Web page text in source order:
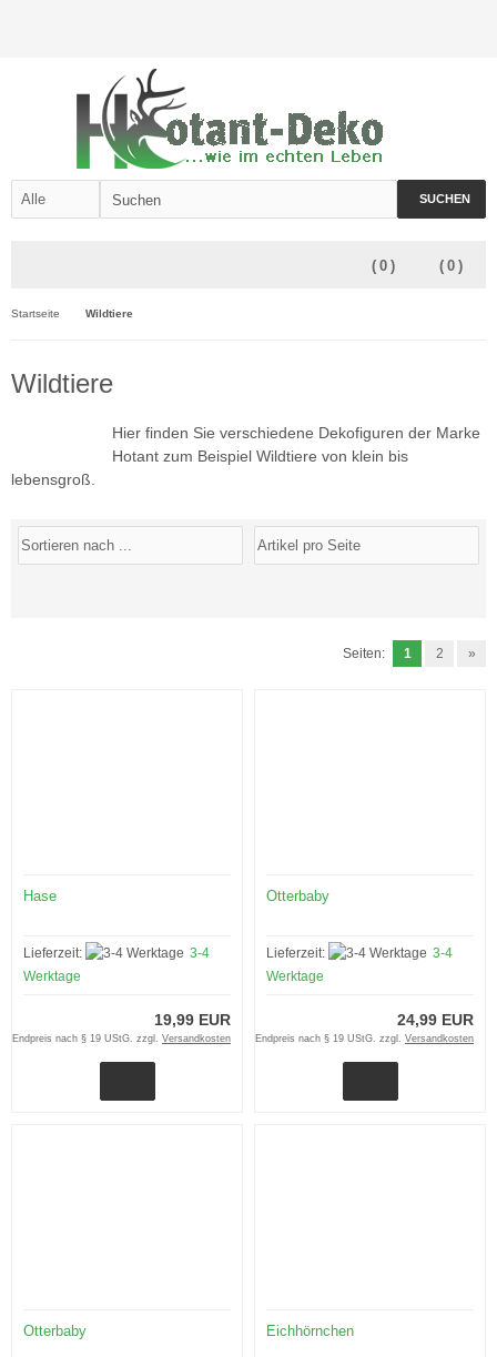
SUCHEN
( 0 )
( 0 )
Startseite Wildtiere
Wildtiere
Hier finden Sie verschiedene Dekofiguren der Marke
Hotant zum Beispiel Wildtiere von klein bis
lebensgroß.
Seiten: 1 2 »
Hase
Lieferzeit:
3-4
Werktage
19,99 EUR
Endpreis nach § 19 UStG. zzgl. Versandkosten
Otterbaby
Lieferzeit:
3-4
Werktage
24,99 EUR
Endpreis nach § 19 UStG. zzgl. Versandkosten
Otterbaby Eichhörnchen